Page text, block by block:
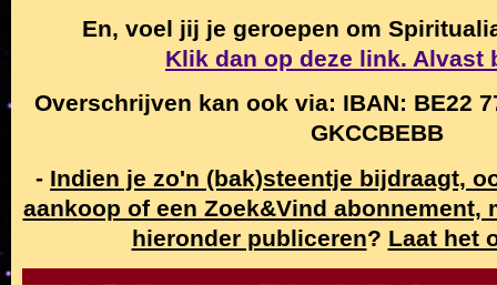
En, voel jij je geroepen om
Klik dan op deze link. Alvast
Overschrijven kan ook via: IBAN: BE22
GKCCBEBB
- Indien je zo'n (bak)steentje bijdraagt,
aankoop of een Zoek&Vind abonnement,
hieronder publiceren? Laat het